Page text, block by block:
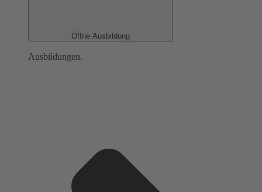
Öffne Ausbildung
Ausbildungen.